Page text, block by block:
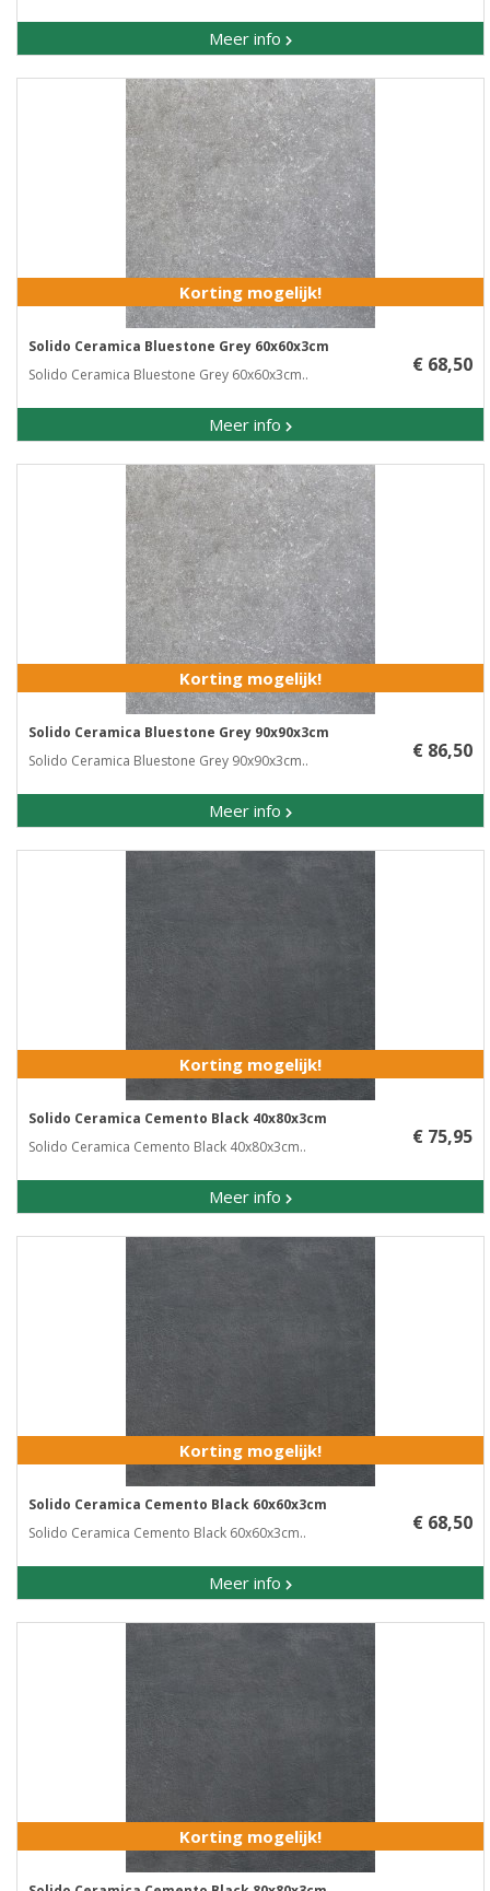
Meer info
Korting mogelijk!
Solido Ceramica Bluestone Grey 60x60x3cm
Solido Ceramica Bluestone Grey 60x60x3cm..
Meer info
€ 68,50
Korting mogelijk!
Solido Ceramica Bluestone Grey 90x90x3cm
Solido Ceramica Bluestone Grey 90x90x3cm..
Meer info
€ 86,50
Korting mogelijk!
Solido Ceramica Cemento Black 40x80x3cm
Solido Ceramica Cemento Black 40x80x3cm..
Meer info
€ 75,95
Korting mogelijk!
Solido Ceramica Cemento Black 60x60x3cm
Solido Ceramica Cemento Black 60x60x3cm..
Meer info
€ 68,50
Korting mogelijk!